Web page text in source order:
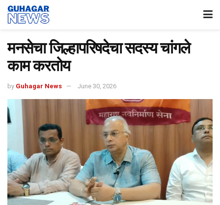
मनसेचा जिल्हापरिषदेचा सदस्य चांगले
काम करतोय
by Guhagar News June 30, 2026